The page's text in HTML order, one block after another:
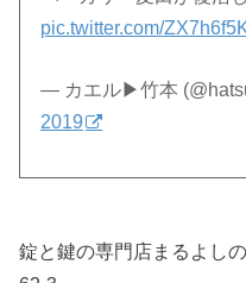
pic.twitter.com/
— カエル▶︎竹本
2019
錠と鍵の専門店まるよし